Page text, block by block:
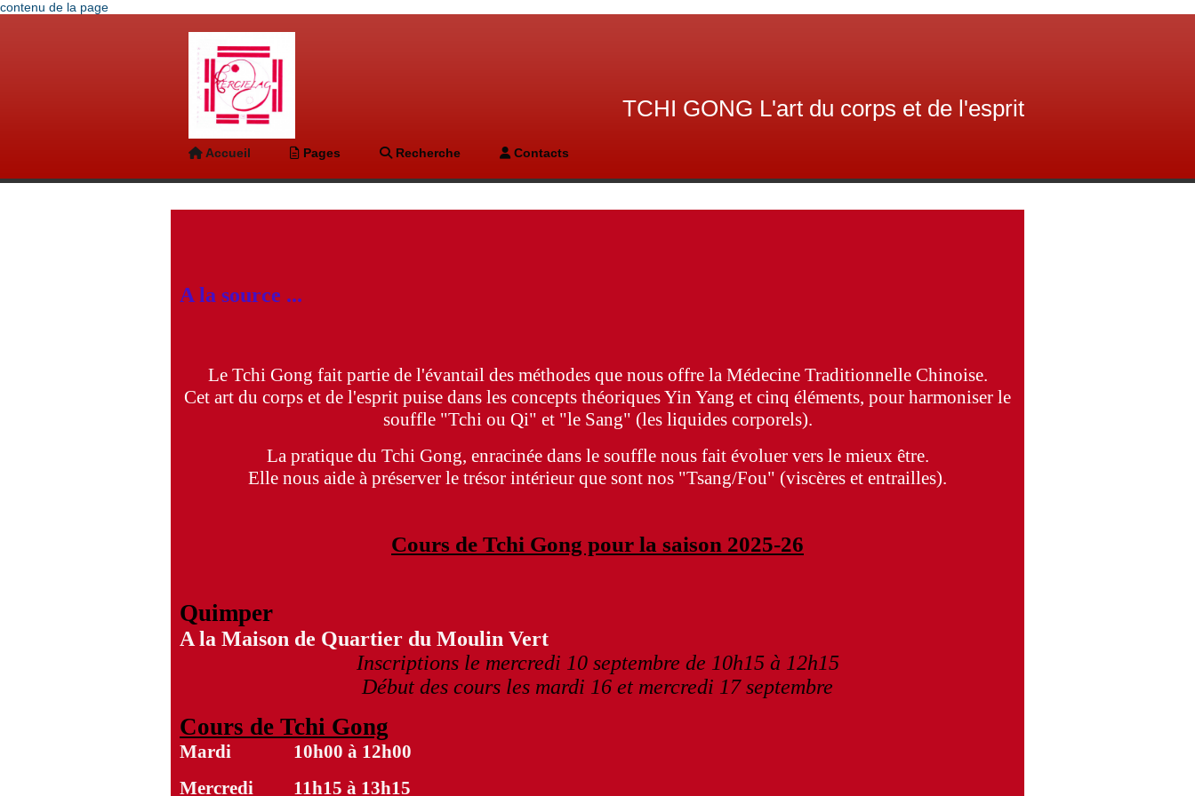
contenu de la page
TCHI GONG L'art du corps et de l'esprit
Accueil Pages Recherche Contacts
A la source ...
Le Tchi Gong fait partie de l'évantail des méthodes que nous offre la Médecine Traditionnelle Chinoise.
Cet art du corps et de l'esprit puise dans les concepts théoriques Yin Yang et cinq éléments, pour harmoniser le
souffle "Tchi ou Qi" et "le Sang" (les liquides corporels).
La pratique du Tchi Gong, enracinée dans le souffle nous fait évoluer vers le mieux être.
Elle nous aide à préserver le trésor intérieur que sont nos "Tsang/Fou" (viscères et entrailles).
Cours de Tchi Gong pour la saison 2025-26
Quimper
A la Maison de Quartier du Moulin Vert
Inscriptions le mercredi 10 septembre de 10h15 à 12h15
Début des cours les mardi 16 et mercredi 17 septembre
Cours de Tchi Gong
Mardi 10h00 à 12h00
Mercredi 11h15 à 13h15